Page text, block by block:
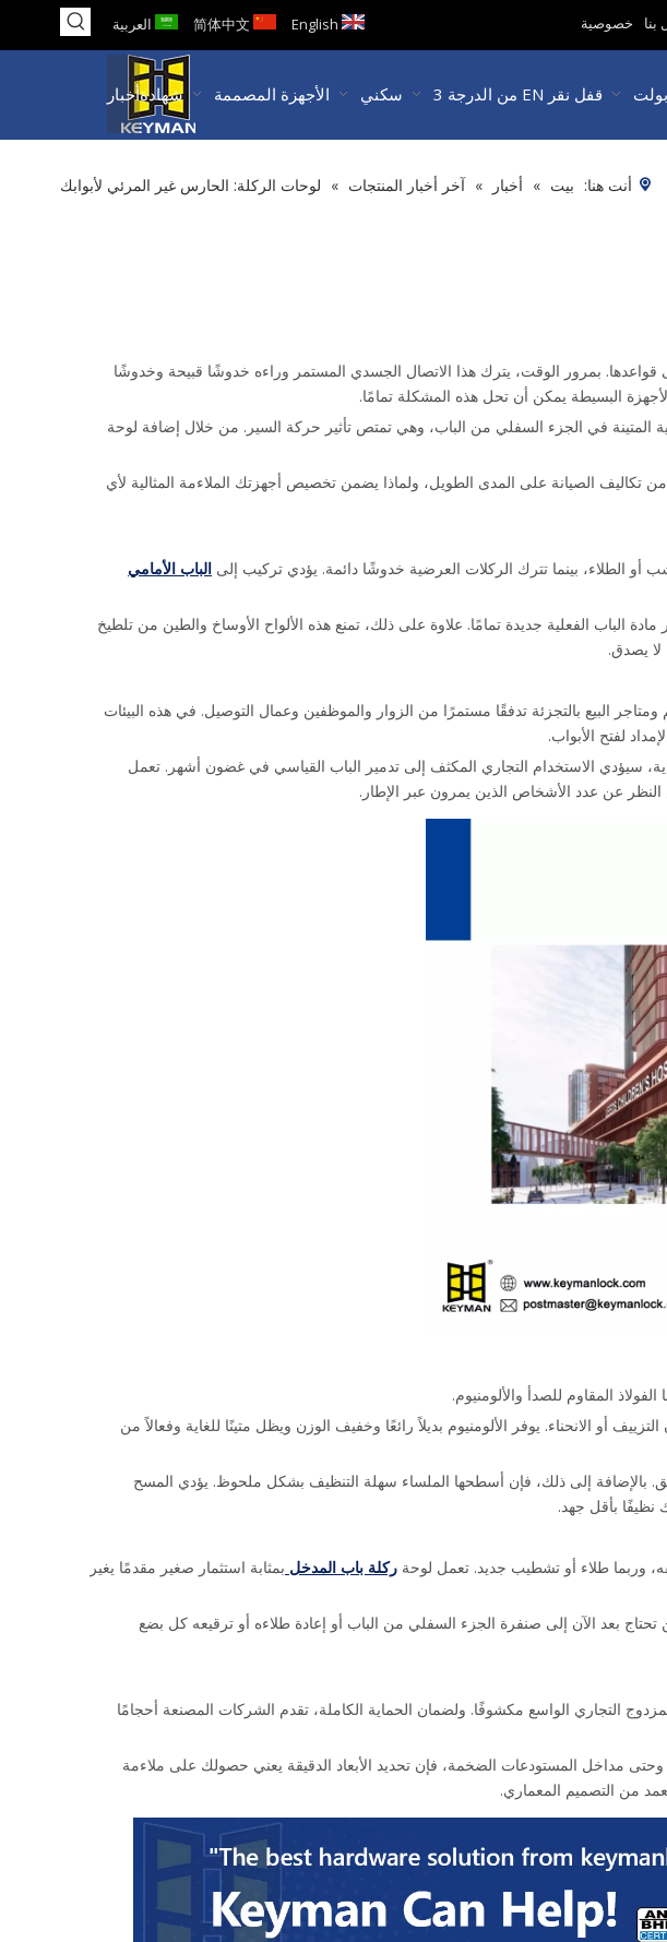
بنا خصوصية English
简体中文 العربية
قفل نقر EN من الدرجة 3 سكني الأجهزة المصممة شهادةأخبار
أنت هنا: بيت » أخبار » آخر أخبار المنتجات » لوحات الركلة: الحارس غير المرئي لأبوابك
قواعدها. بمرور الوقت، يترك هذا الاتصال الجسدي المستمر وراءه خدوشًا قبيحة وخدوشًا
البسيطة يمكن أن تحل هذه المشكلة تمامًا.
المتينة في الجزء السفلي من الباب، وهي تمتص تأثير حركة السير. من خلال إضافة لوحة
الصيانة على المدى الطويل، ولماذا يضمن تخصيص أجهزتك الملاءمة المثالية لأي
الطلاء، بينما تترك الركلات العرضية خدوشًا دائمة. يؤدي تركيب إلى الباب الأمامي
الباب الفعلية جديدة تمامًا. علاوة على ذلك، تمنع هذه الألواح الأوساخ والطين من تلطيخ
يصدق.
البيع بالتجزئة تدفقًا مستمرًا من الزوار والموظفين وعمال التوصيل. في هذه البيئات
لفتح الأبواب.
سيؤدي الاستخدام التجاري المكثف إلى تدمير الباب القياسي في غضون أشهر. تعمل
النظر عن عدد الأشخاص الذين يمرون عبر الإطار.
المقاوم للصدأ والألومنيوم.
أو الانحناء. يوفر الألومنيوم بديلاً رائعًا وخفيف الوزن ويظل متينًا للغاية وفعالاً من
بالإضافة إلى ذلك، فإن أسطحها الملساء سهلة التنظيف بشكل ملحوظ. يؤدي المسح
بأقل جهد.
وربما طلاء أو تشطيب جديد. تعمل لوحة ركلة باب المدخل بمثابة استثمار صغير مقدمًا يغير
بعد الآن إلى صنفرة الجزء السفلي من الباب أو إعادة طلاءه أو ترقيعه كل بضع
التجاري الواسع مكشوفًا. ولضمان الحماية الكاملة، تقدم الشركات المصنعة أحجامًا
مداخل المستودعات الضخمة، فإن تحديد الأبعاد الدقيقة يعني حصولك على ملاءمة
من التصميم المعماري.